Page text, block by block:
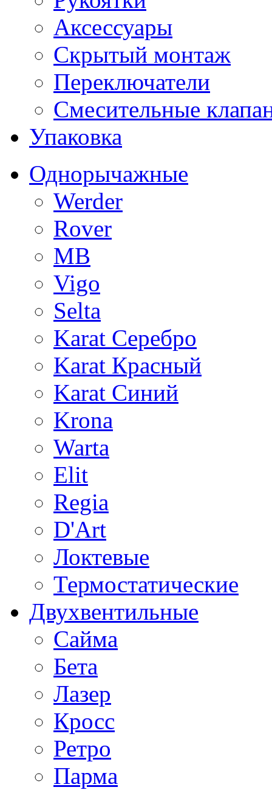
Аксессуары
Скрытый монтаж
Переключатели
Смесительные
Упаковка
Однорычажные
Werder
Rover
MB
Vigo
Selta
Karat Серебро
Karat Красный
Karat Синий
Krona
Warta
Elit
Regia
D'Art
Локтевые
Термостатические
Двухвентильные
Сайма
Бета
Лазер
Кросс
Ретро
Парма